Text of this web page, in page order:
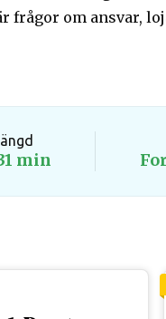
frågor om ansvar,
min